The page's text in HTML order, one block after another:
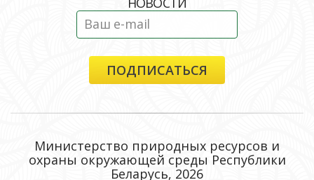
Министерство природных ресурсов и
охраны окружающей среды Республики
Беларусь, 2026